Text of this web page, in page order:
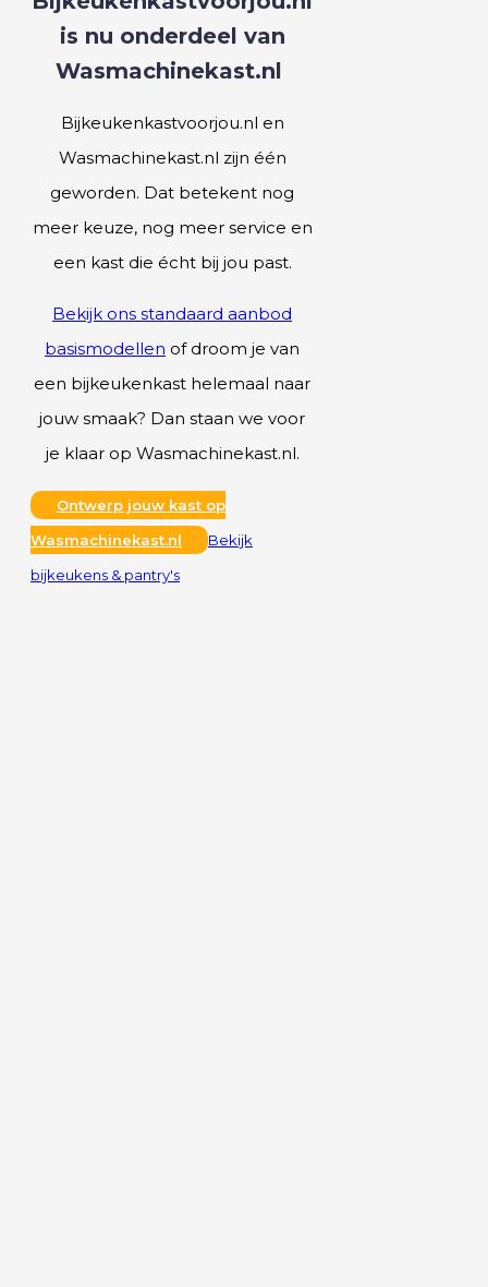
is nu onderdeel van
Wasmachinekast.nl
Bijkeukenkastvoorjou.nl en
Wasmachinekast.nl zijn één
geworden. Dat betekent nog
meer keuze, nog meer service en
een kast die écht bij jou past.
Bekijk ons standaard aanbod
basismodellen of droom je van
een bijkeukenkast helemaal naar
jouw smaak? Dan staan we voor
je klaar op Wasmachinekast.nl.
Ontwerp jouw kast op
Wasmachinekast.nl
Bekijk
bijkeukens & pantry's